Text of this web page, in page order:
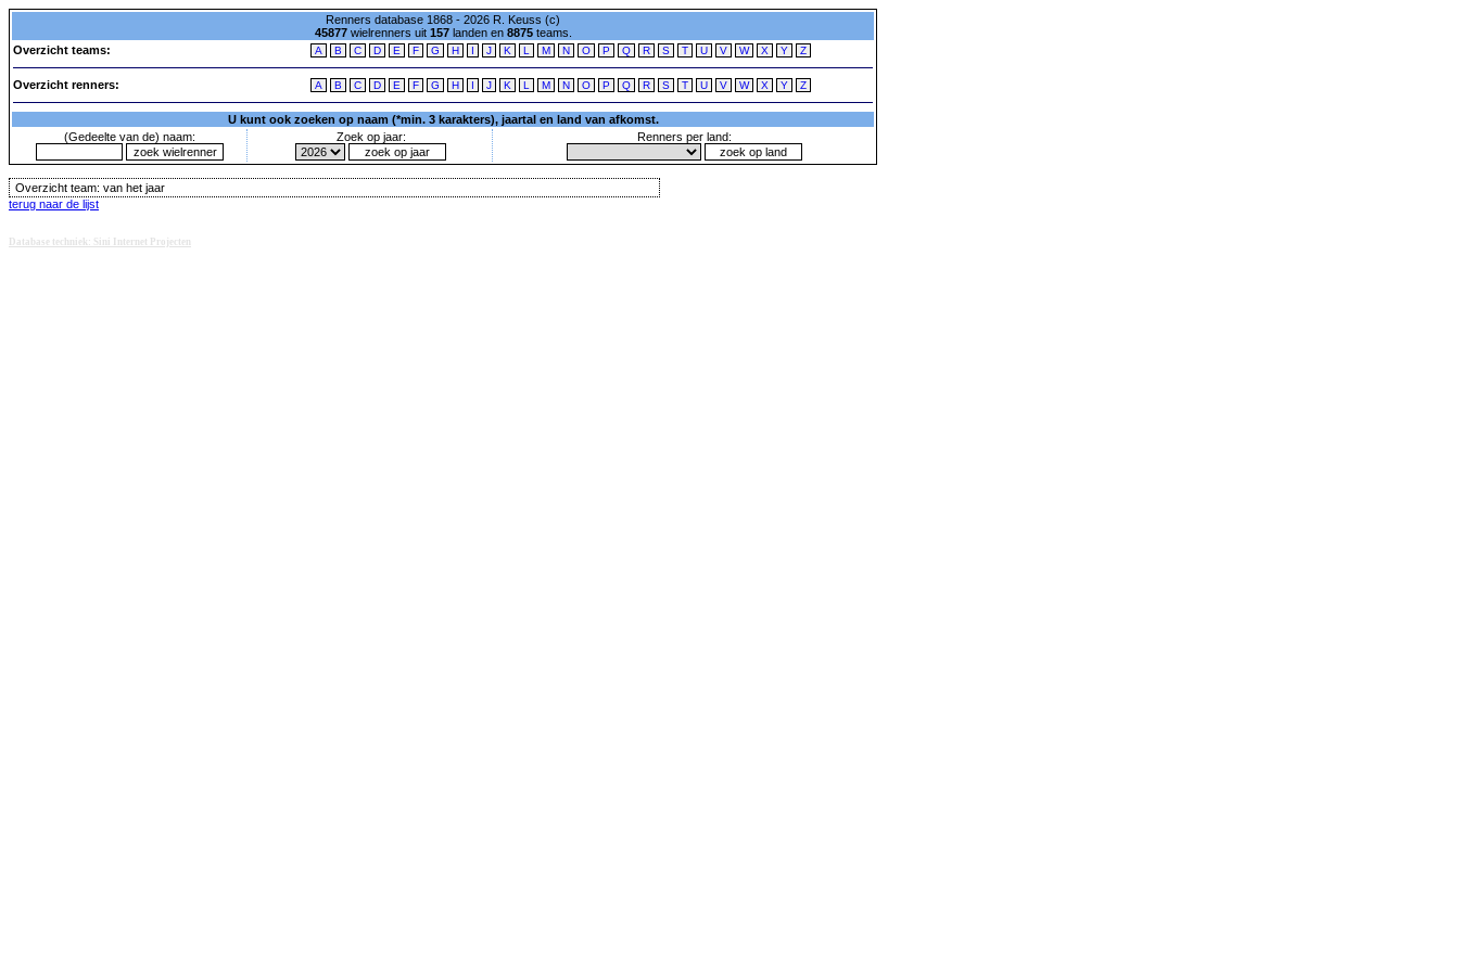
Renners database 1868 - 2026 R. Keuss (c)
45877wielrenners uit 157landen en 8875teams.
Overzicht teams:
A B C D E F G H I J K L M N O P Q R S T U V W X Y Z
Overzicht renners: A B C D E F G H I J K L M N O P Q R S T U V W X Y Z
U kunt ook zoeken op naam (*min. 3 karakters), jaartal en land van afkomst.
(Gedeelte van de) naam:
Zoek op jaar: Renners per land:
Overzicht team: van het jaar
terug naar de lijst
Database techniek: Sini Internet Projecten